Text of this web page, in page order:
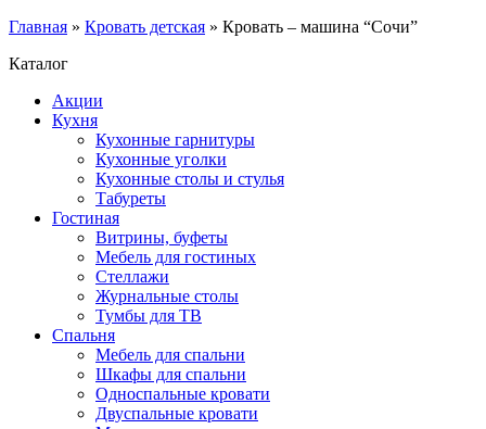
Главная » Кровать детская » Кровать – машина “Сочи”
Каталог
Акции
Кухня
Кухонные гарнитуры
Кухонные уголки
Кухонные столы и стулья
Табуреты
Гостиная
Витрины, буфеты
Мебель для гостиных
Стеллажи
Журнальные столы
Тумбы для ТВ
Спальня
Мебель для спальни
Шкафы для спальни
Односпальные кровати
Двуспальные кровати